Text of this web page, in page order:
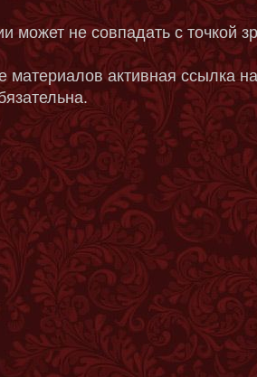
может не совпадать с точкой
материалов активная ссылка